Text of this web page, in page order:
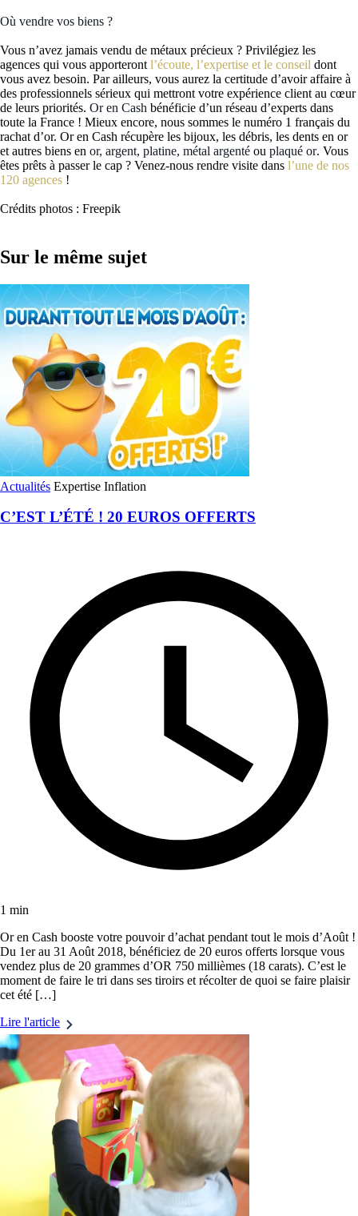
Où vendre vos biens ?
Vous n’avez jamais vendu de métaux précieux ? Privilégiez les
agences qui vous apporteront l’écoute, l’expertise et le conseil dont
vous avez besoin. Par ailleurs, vous aurez la certitude d’avoir affaire à
des professionnels sérieux qui mettront votre expérience client au cœur
de leurs priorités. Or en Cash bénéficie d’un réseau d’experts dans
toute la France ! Mieux encore, nous sommes le numéro 1 français du
rachat d’or. Or en Cash récupère les bijoux, les débris, les dents en or
et autres biens en or, argent, platine, métal argenté ou plaqué or. Vous
êtes prêts à passer le cap ? Venez-nous rendre visite dans l’une de nos
120 agences !
Crédits photos : Freepik
Sur le même sujet
Actualités Expertise Inflation
C’EST L’ÉTÉ ! 20 EUROS OFFERTS
1 min
Or en Cash booste votre pouvoir d’achat pendant tout le mois d’Août !
Du 1er au 31 Août 2018, bénéficiez de 20 euros offerts lorsque vous
vendez plus de 20 grammes d’OR 750 millièmes (18 carats). C’est le
moment de faire le tri dans ses tiroirs et récolter de quoi se faire plaisir
cet été […]
Lire l'article